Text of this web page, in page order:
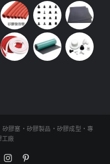
膠塞・矽膠製品・矽膠成型・專
工廠
Instagram